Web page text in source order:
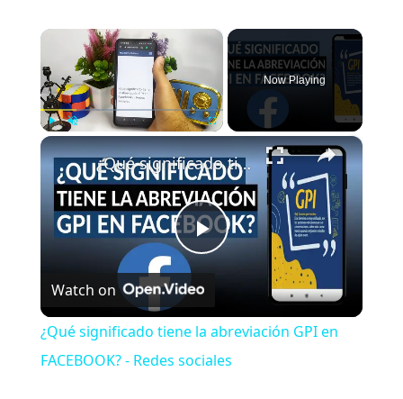
×
Now Playing
×
P
a
¿Qué significado tiene la abreviación GPI en FACEBOOK? - Redes sociales
Watch on
¿Qué significado tiene la abreviación GPI en
FACEBOOK? - Redes sociales